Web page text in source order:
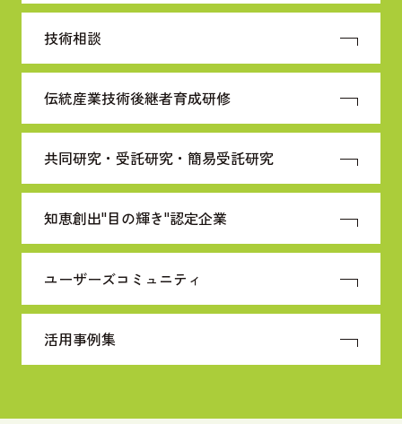
技術相談
伝統産業技術後継者育成研修
共同研究・受託研究・ 簡易受託研究
知恵創出"目の輝き"認定企業
ユーザーズコミュニティ
活用事例集